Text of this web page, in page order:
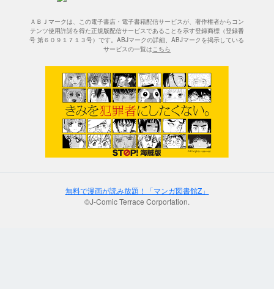
ＡＢＪマークは、この電子書店・電子書籍配信サービスが、著作権者からコン
テンツ使用許諾を得た正規版配信サービスであることを示す登録商標（登録番
号 第６０９１７１３号）です。ABJマークの詳細、ABJマークを掲示している
サービスの一覧はこちら
無料で漫画が読み放題！「マンガ図書館Z」
©J-Comic Terrace Corportation.